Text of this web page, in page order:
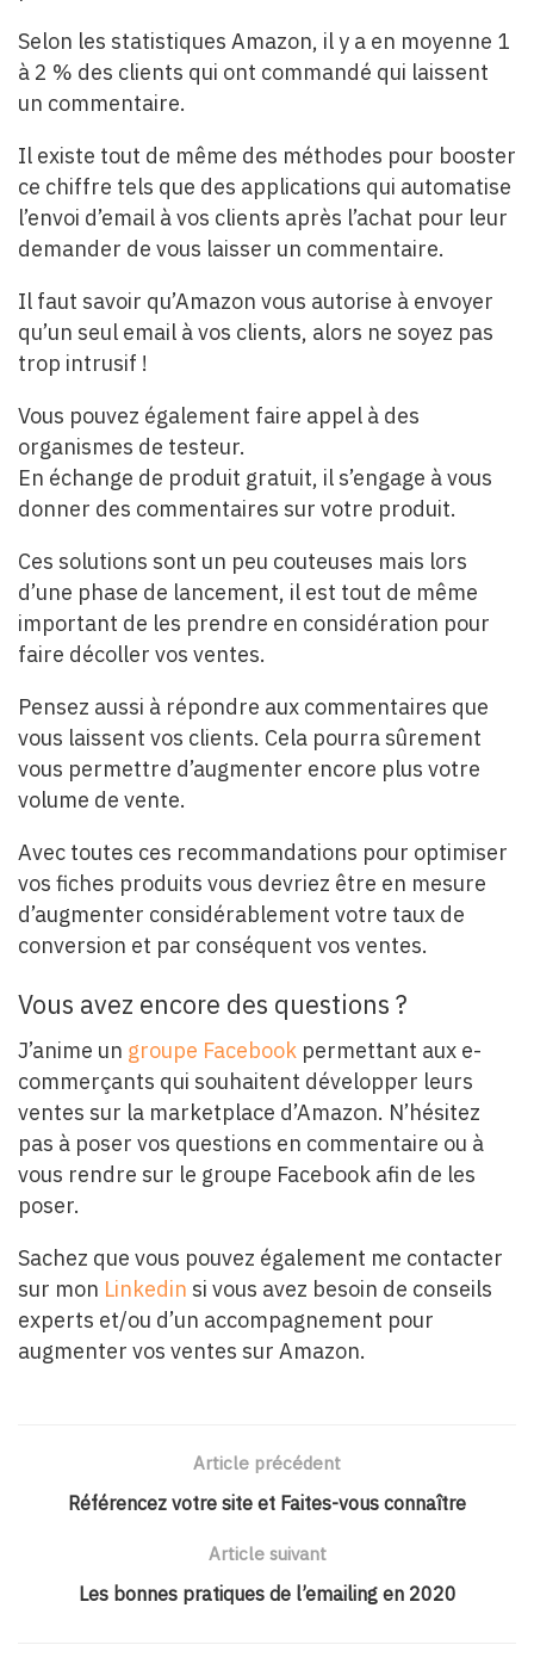
Selon les statistiques Amazon, il y a en moyenne 1
à 2 % des clients qui ont commandé qui laissent
un commentaire.
Il existe tout de même des méthodes pour booster
ce chiffre tels que des applications qui automatise
l’envoi d’email à vos clients après l’achat pour leur
demander de vous laisser un commentaire.
Il faut savoir qu’Amazon vous autorise à envoyer
qu’un seul email à vos clients, alors ne soyez pas
trop intrusif !
Vous pouvez également faire appel à des
organismes de testeur.
En échange de produit gratuit, il s’engage à vous
donner des commentaires sur votre produit.
Ces solutions sont un peu couteuses mais lors
d’une phase de lancement, il est tout de même
important de les prendre en considération pour
faire décoller vos ventes.
Pensez aussi à répondre aux commentaires que
vous laissent vos clients. Cela pourra sûrement
vous permettre d’augmenter encore plus votre
volume de vente.
Avec toutes ces recommandations pour optimiser
vos fiches produits vous devriez être en mesure
d’augmenter considérablement votre taux de
conversion et par conséquent vos ventes.
Vous avez encore des questions ?
J’anime un groupe Facebook permettant aux e-
commerçants qui souhaitent développer leurs
ventes sur la marketplace d’Amazon. N’hésitez
pas à poser vos questions en commentaire ou à
vous rendre sur le groupe Facebook afin de les
poser.
Sachez que vous pouvez également me contacter
sur mon Linkedin si vous avez besoin de conseils
experts et/ou d’un accompagnement pour
augmenter vos ventes sur Amazon.
Article précédent
Référencez votre site et Faites-vous connaître
Article suivant
Les bonnes pratiques de l’emailing en 2020